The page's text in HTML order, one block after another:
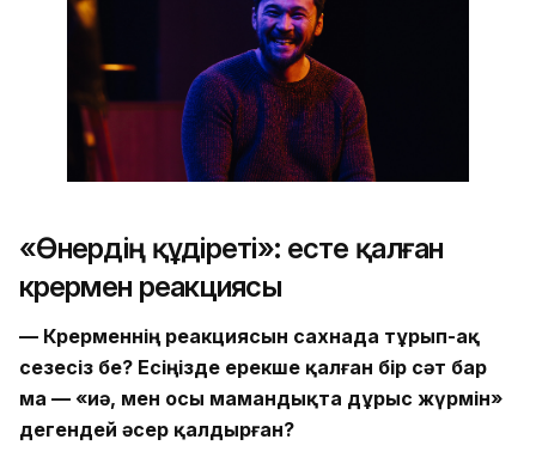
«Өнердің құдіреті»: есте қалған
көрермен реакциясы
— Көрерменнің реакциясын сахнада тұрып-ақ
сезесіз бе? Есіңізде ерекше қалған бір сәт бар
ма — «иә, мен осы мамандықта дұрыс жүрмін»
дегендей әсер қалдырған?